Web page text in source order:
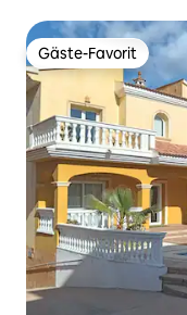
Gäste-Favorit
Gäste-Favorit